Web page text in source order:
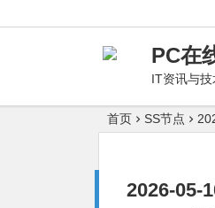
PC在
IT资讯与
首页 SS节点
2026-05-